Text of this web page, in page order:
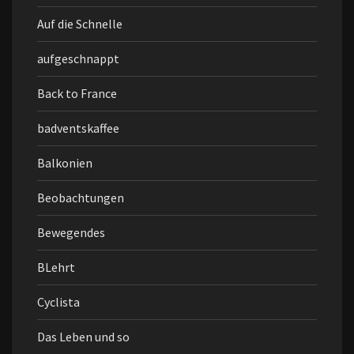
Auf die Schnelle
aufgeschnappt
Back to France
badventskaffee
Balkonien
Beobachtungen
Bewegendes
BLehrt
Cyclista
Das Leben und so